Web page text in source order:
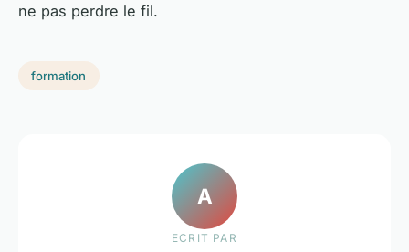
ne pas perdre le fil.
formation
A
ECRIT PAR